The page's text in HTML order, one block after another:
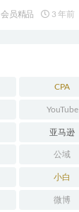
会员精品 3 年前
CPA
YouTube
亚马逊
公域
小白
微博